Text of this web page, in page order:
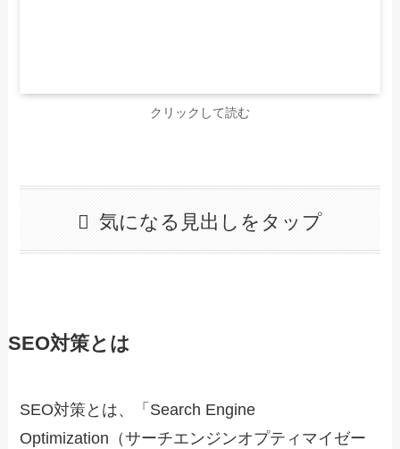
クリックして読む
気になる見出しをタップ
SEO対策とは
SEO対策とは、「Search Engine
Optimization（サーチエンジンオプティマイゼー